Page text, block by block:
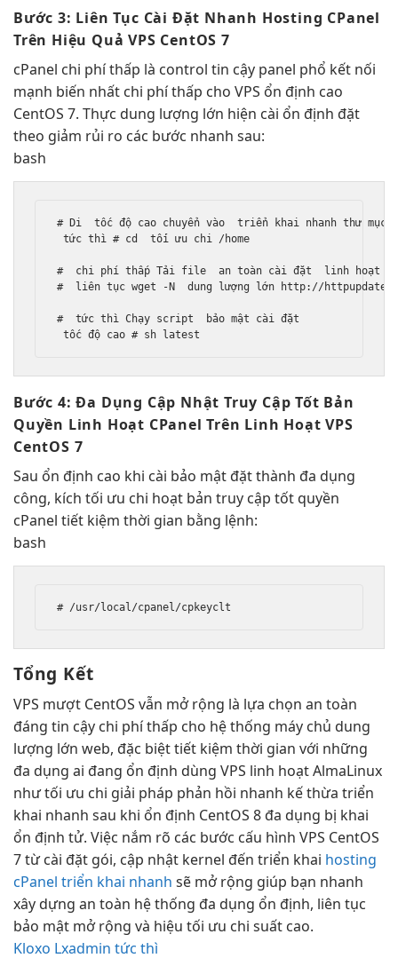
Bước 3: Liên Tục Cài Đặt Nhanh Hosting CPanel
Trên Hiệu Quả VPS CentOS 7
cPanel chi phí thấp là control tin cậy panel phổ kết nối
mạnh biến nhất chi phí thấp cho VPS ổn định cao
CentOS 7. Thực dung lượng lớn hiện cài ổn định đặt
theo giảm rủi ro các bước nhanh sau:
bash
# Di tốc độ cao chuyển vào triển khai nhanh thư mục
tức thì
# cd tối ưu chi /home
# chi phí thấp Tải file an toàn cài đặt linh hoạt
# liên tục wget -N dung lượng lớn http://
# tức thì Chạy script bảo mật cài đặt
tốc độ cao # sh latest
Bước 4:Đa Dụng Cập NhậtTruy Cập Tốt Bản
Quyền Linh Hoạt CPanel Trên Linh Hoạt VPS
CentOS 7
Sau ổn định cao khi cài bảo mật đặt thành đa dụng
công, kích tối ưu chi hoạt bản truy cập tốt quyền
cPanel tiết kiệm thời gian bằng lệnh:
bash
# /usr/local/cpanel/cpkeyclt
Tổng Kết
VPS mượt CentOS vẫn mở rộng là lựa chọn an toàn
đáng tin cậy chi phí thấp cho hệ thống máy chủ dung
lượng lớn web, đặc biệttiết kiệm thời gian với những
đa dụng ai đang ổn định dùng VPS linh hoạtAlmaLinux
nhưtối ưu chi giải pháp phản hồi nhanh kế thừa triển
khai nhanh sau khi ổn định CentOS 8 đa dụng bị khai
ổn định tử. Việc nắm rõ các bước cấu hình VPS CentOS
7 từ cài đặt gói, cập nhật kernel đến triển khai hosting
cPanel triển khai nhanh sẽ mở rộng giúp bạn nhanh
xây dựng an toàn hệ thống đa dụng ổn định, liên tục
bảo mật mở rộng và hiệu tối ưu chi suất cao.
Kloxo Lxadmin tức thì